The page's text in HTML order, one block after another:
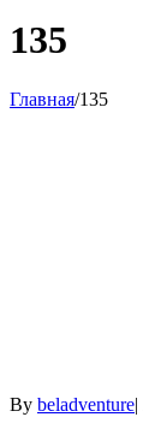
135
Главная/135
By beladventure|